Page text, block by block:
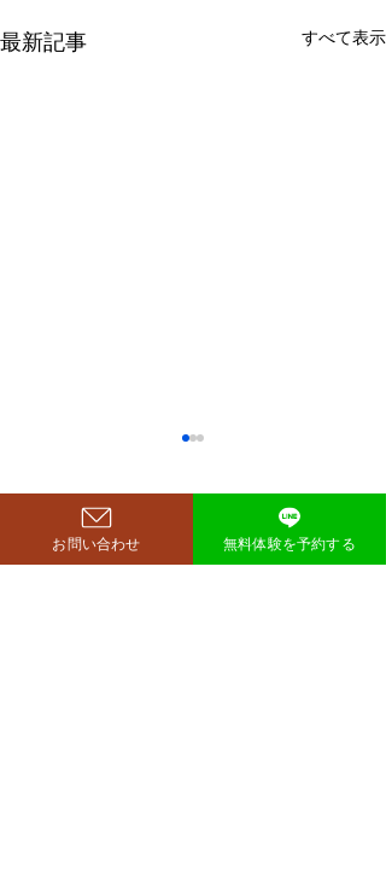
最新記事 すべて表示
ト方法とは？
空気階段・鈴木もぐらさん
（38）が、わずか3ヶ月で体
コメント
お問い合わせ 無料体験を予約する